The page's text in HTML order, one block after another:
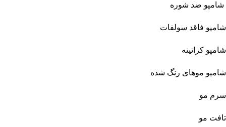
شامپو ضد شوره
شامپو فاقد سولفات
شامپو کراتینه
شامپو موهای رنگ شده
سرم مو
تافت مو